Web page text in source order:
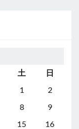
土 日
1 2
8 9
15 16